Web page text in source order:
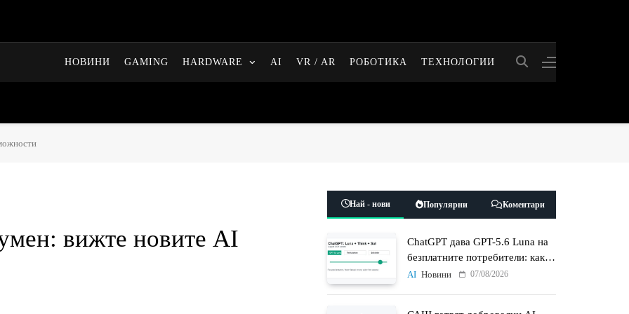
НОВИНИ GAMING HARDWARE AI VR / AR РОБОТИКА ТЕХНОЛОГИИ
вижте новите AI
Най - нови Популярни Коментари
ChatGPT дава GPT-5.6 Luna на
безплатните потребители: какво
променят Think бутонът и
AI Новини 07/08/2026